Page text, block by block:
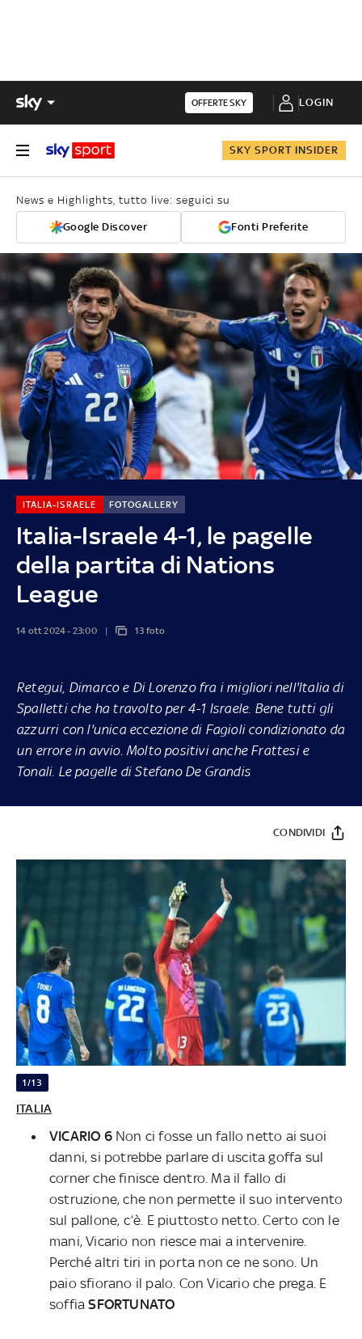
OFFERTE SKY LOGIN
SKY SPORT INSIDER
News e Highlights, tutto live: seguici su
Google Discover Fonti Preferite
Italia-Israele 4-1, le pagelle
della partita di Nations
League
ITALIA-ISRAELE FOTOGALLERY
14 ott 2024 - 23:00 13 foto
Retegui, Dimarco e Di Lorenzo fra i migliori nell'Italia di
Spalletti che ha travolto per 4-1 Israele. Bene tutti gli
azzurri con l'unica eccezione di Fagioli condizionato da
un errore in avvio. Molto positivi anche Frattesi e
Tonali. Le pagelle di Stefano De Grandis
CONDIVIDI
1/13
ITALIA
VICARIO 6 Non ci fosse un fallo netto ai suoi
danni, si potrebbe parlare di uscita goffa sul
corner che finisce dentro. Ma il fallo di
ostruzione, che non permette il suo intervento
sul pallone, c’è. E piuttosto netto. Certo con le
mani, Vicario non riesce mai a intervenire.
Perché altri tiri in porta non ce ne sono. Un
paio sfiorano il palo. Con Vicario che prega. E
soffia SFORTUNATO